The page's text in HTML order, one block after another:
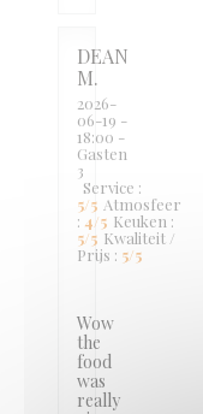
DEAN
M
2026-
06-19 -
18:00 -
Gasten
3
Service :
5/5 Atmosfeer
: 4/5 Keuken :
5/5 Kwaliteit /
Prijs : 5/5
Wow
the
food
was
really